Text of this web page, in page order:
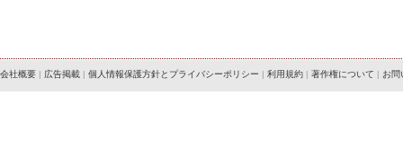
会社概要 | 広告掲載 | 個人情報保護方針とプライバシーポリシー | 利用規約 | 著作権について | お問